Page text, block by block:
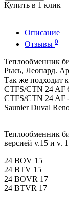
Купить в 1 клик
Описание
Отзывы 0
Теплообменник
Рысь, Леопард.
Так же подходит
CTFS/CTN 24 AF
CTFS/CTN 24 AF
Saunier Duval
Теплообменник
версией v.15 и v.
24 BOV 15
24 BTV 15
24 BOVR 17
24 BTVR 17